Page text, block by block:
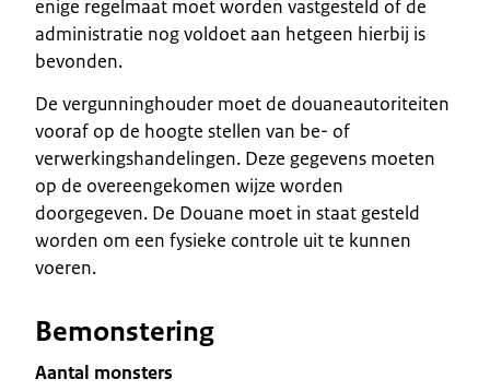
enige regelmaat moet worden vastgesteld of de
administratie nog voldoet aan hetgeen hierbij is
bevonden.
De vergunninghouder moet de douaneautoriteiten
vooraf op de hoogte stellen van be- of
verwerkingshandelingen. Deze gegevens moeten
op de overeengekomen wijze worden
doorgegeven. De Douane moet in staat gesteld
worden om een fysieke controle uit te kunnen
voeren.
Bemonstering
Aantal monsters